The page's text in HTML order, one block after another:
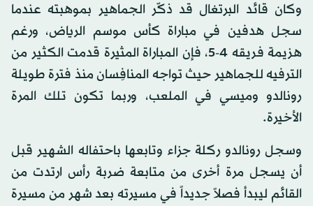
وكان قائد البرتغال قد ذكّر الجماهير بموهبته عندما
سجل هدفين في مباراة كأس موسم الرياض، ورغم
هزيمة فريقه 4-5، فإن المباراة المثيرة قدمت الكثير من
الترفيه للجماهير حيث تواجه المنافِسان منذ فترة طويلة
رونالدو وميسي في الملعب، وربما تكون تلك المرة
الأخيرة.
وسجل رونالدو ركلة جزاء وتابعها باحتفاله الشهير قبل
أن يسجل مرة أخرى من متابعة ضربة رأس ارتدت من
القائم ليبدأ فصلاً جديداً في مسيرته بعد شهر من مسيرة